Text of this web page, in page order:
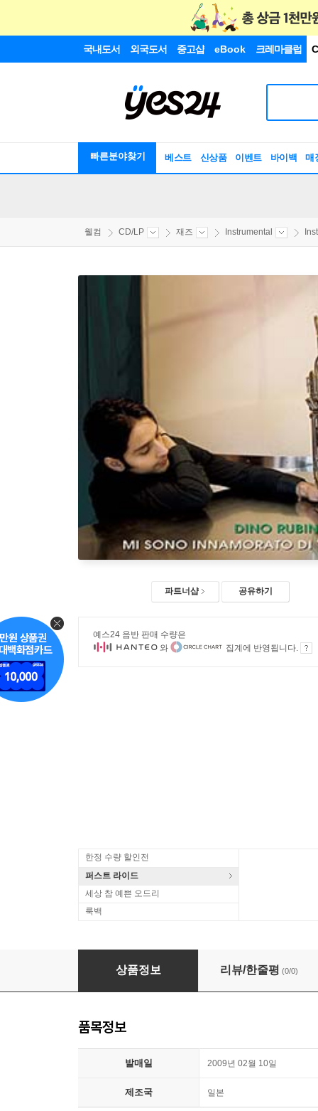
국내도서 외국도서 중고샵 eBook 크레마클럽
빠른분야찾기 베스트 신상품 이벤트 바이백 매
웰컴 CD/LP 재즈 Instrumental
파트너샵 공유하기
예스24 음반 판매 수량은
와
집계에 반영됩니다.
한정 수량 할인전
퍼스트 라이드
세상 참 예쁜 오드리
룩백
Dino Rubino - Mi Sono Innamorato Di Te
상품정보 리뷰/한줄평 (0/0)
품목정보
발매일 2009년 02월 10일
제조국 일본